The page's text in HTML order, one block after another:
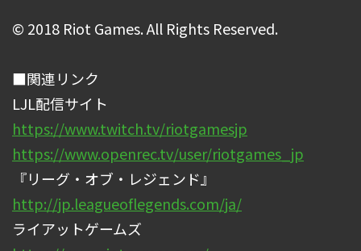
© 2018 Riot Games. All Rights Reserved.
■関連リンク
LJL配信サイト
https://www.twitch.tv/riotgamesjp
https://www.openrec.tv/user/riotgames_jp
『リーグ・オブ・レジェンド』
http://jp.leagueoflegends.com/ja/
ライアットゲームズ